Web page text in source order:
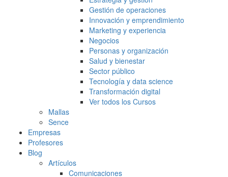
Gestión de operaciones
Innovación y emprendimiento
Marketing y experiencia
Negocios
Personas y organización
Salud y bienestar
Sector público
Tecnología y data science
Transformación digital
Ver todos los Cursos
Mallas
Sence
Empresas
Profesores
Blog
Artículos
Comunicaciones